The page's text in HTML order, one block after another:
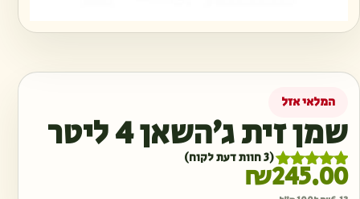
שמן זית ג׳השאן 4 ליטר
מדורגים5.00
3
(
3חוות דעת לקוח)
₪245.00
המלאי אזל